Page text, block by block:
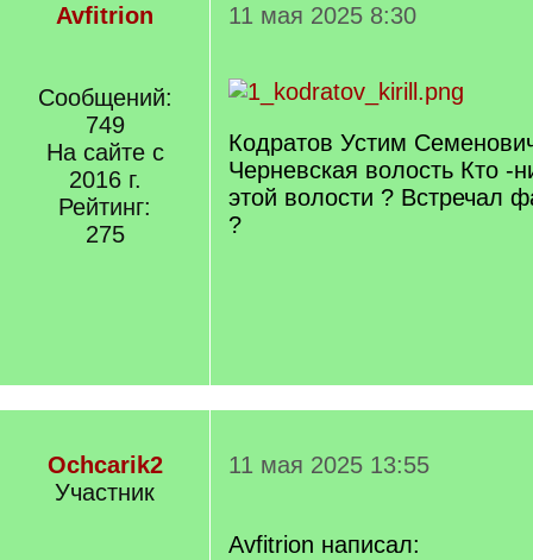
Avfitrion
Сообщений:
749
На сайте с
2016 г.
Рейтинг:
275
11 мая 2025 8:30
Кодратов Устим
Черневская волость Кто -
этой волости ? Встречал
?
Ochcarik2
Участник
11 мая 2025 13:55
Avfitrion написал: